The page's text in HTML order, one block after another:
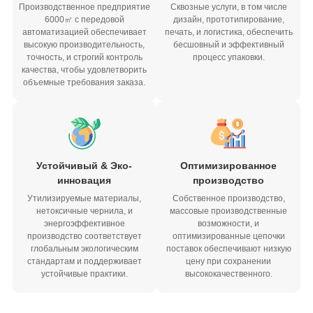
Производственное предприятие
6000㎡ с передовой
автоматизацией обеспечивает
высокую производительность,
точность, и строгий контроль
качества, чтобы удовлетворить
объемные требования заказа.
Сквозные услуги, в том числе
дизайн, прототипирование,
печать, и логистика, обеспечить
бесшовный и эффективный
процесс упаковки.
Устойчивый & Эко-
инновация
Утилизируемые материалы,
нетоксичные чернила, и
энергоэффективное
производство соответствует
глобальным экологическим
стандартам и поддерживает
устойчивые практики.
Оптимизированное
производство
Собственное производство,
массовые производственные
возможности, и
оптимизированные цепочки
поставок обеспечивают низкую
цену при сохранении
высококачественного.